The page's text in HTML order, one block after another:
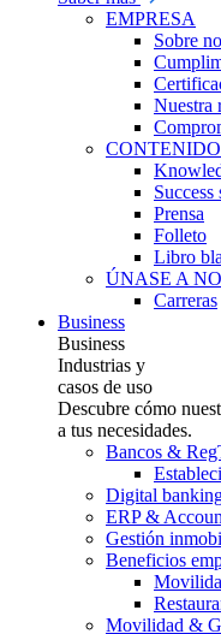
EMPRESA
Sobre
Nuestra
Success
Prensa
Folleto
Libro
ÚNASE A
Carreras
Business
Business
Industrias y
casos de uso
Descubre cómo
a tus necesidades.
Bancos &
Digital
ERP &
Gestión
Beneficios
Movilidad &